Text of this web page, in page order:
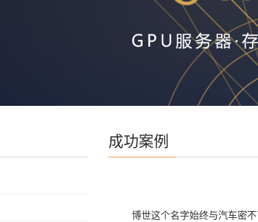
成功案例
博世这个名字始终与汽车密不